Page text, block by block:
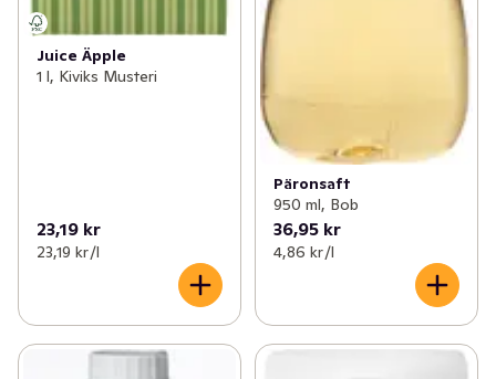
Juice Äpple
1 l, Kiviks Musteri
23,19 kr
23,19 kr /l
Päronsaft
950 ml, Bob
36,95 kr
4,86 kr /l